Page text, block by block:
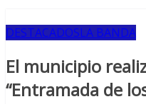
DESTACADOSLA BANDA
El municipio
“Entramada de